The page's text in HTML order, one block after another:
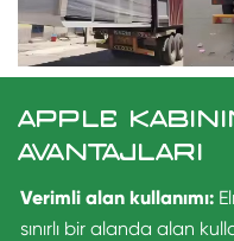
APPLE
AVANTAJLARI
Verimli alan kullanımı:
sınırlı bir alanda alan